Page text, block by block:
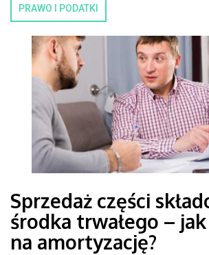
PRAWO I PODATKI
Sprzedaż części
środka trwałego –
na amortyzację?